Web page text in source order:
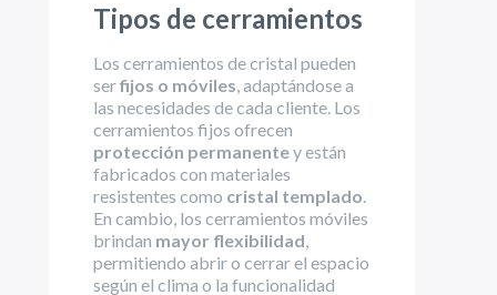
Tipos de cerramientos
Los cerramientos de cristal pueden
serfijos o móviles , adaptándose a
las necesidades de cada cliente. Los
cerramientos fijos ofrecen
protección permanentey están
fabricados con materiales
resistentes como cristal templado
En cambio, los cerramientos móviles
brindan mayor flexibilidad
permitiendo abrir o cerrar el espacio
según el clima o la funcionalidad